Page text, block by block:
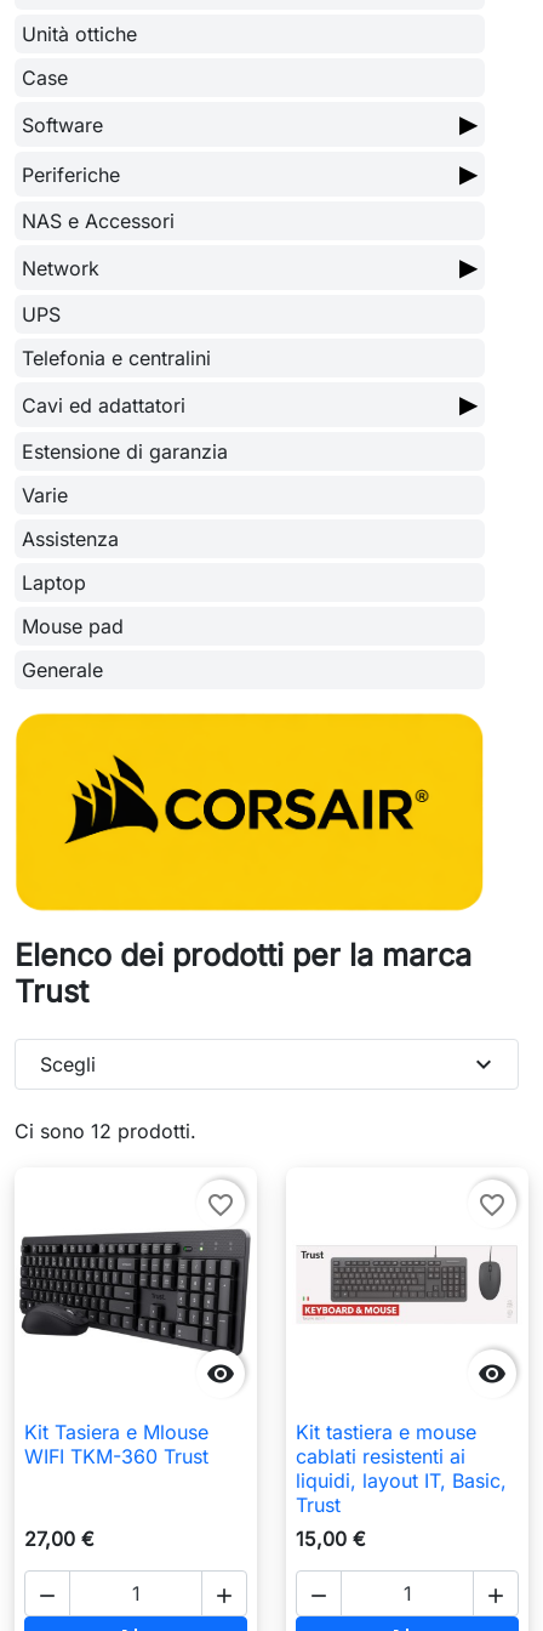
Unità ottiche
Case
Software
▶
Periferiche ▶
NAS e Accessori
Network
▶
UPS
Telefonia e centralini
Cavi ed adattatori
▶
Estensione di garanzia
Varie
Assistenza
Laptop
Mouse pad
Generale
Elenco dei prodotti per la marca
Trust
Ci sono 12 prodotti.
Scegli expand_more

favorite_border
Kit Tasiera e Mlouse
WIFI TKM-360 Trust
27,00 €
 

favorite_border
Kit tastiera e mouse
cablati resistenti ai
liquidi, layout IT, Basic,
Trust
15,00 €
 